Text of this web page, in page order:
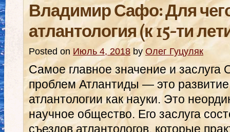
Владимир Сафо: Для
атлантология (к 15-ти
Posted on Июль 4, 2018 by Олег Гуцуляк
Самое главное значение и
проблем Атлантиды — это
атлантологии как науки. Это
научное общество. Его заслуга
съездов атлантологов, которые